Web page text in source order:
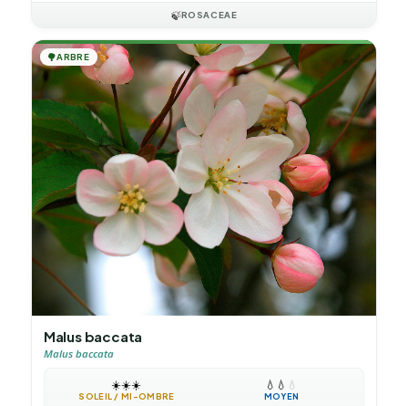
🍃ROSACEAE
🌳ARBRE
Malus baccata
Malus baccata
☀️☀️☀️
SOLEIL / MI-OMBRE
💧 💧 💧
MOYEN